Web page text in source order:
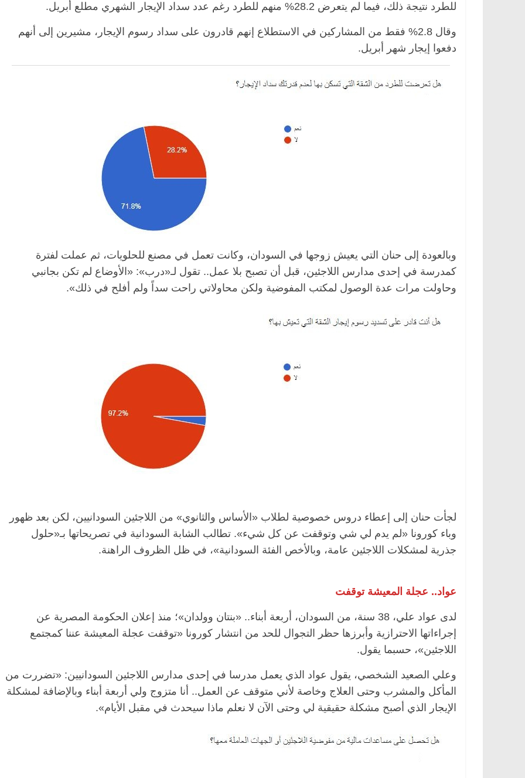
للطرد نتيجة ذلك، فيما لم يتعرض 28.2% منهم للطرد رغم عدد سداد الإيجار الشهري مطلع أبريل.
وقال 2.8% فقط من المشاركين في الاستطلاع إنهم قادرون على سداد رسوم الإيجار، مشيرين إلى أنهم
دفعوا إيجار شهر أبريل.
وبالعودة إلى حنان التي يعيش زوجها في السودان، وكانت تعمل في مصنع للحلويات، ثم عملت لفترة
كمدرسة في إحدى مدارس اللاجئين، قبل أن تصبح بلا عمل.. تقول لـ«درب»: «الأوضاع لم تكن بجانبي
وحاولت مرات عدة الوصول لمكتب المفوضية ولكن محاولاتي راحت سداً ولم أفلح في ذلك».
لجأت حنان إلى إعطاء دروس خصوصية لطلاب «الأساس والثانوي» من اللاجئين السودانيين، لكن بعد ظهور
وباء كورونا «لم يدم لي شي وتوقفت عن كل شيء». تطالب الشابة السودانية في تصريحاتها بـ«حلول
جذرية لمشكلات اللاجئين عامة، وبالأخص الفئة السودانية»، في ظل الظروف الراهنة.
عواد.. عجلة المعيشة توقفت
لدى عواد علي، 38 سنة، من السودان، أربعة أبناء.. «بنتان وولدان»؛ منذ إعلان الحكومة المصرية عن
إجراءاتها الاحترازية وأبرزها حظر التجوال للحد من انتشار كورونا «توقفت عجلة المعيشة عننا كمجتمع
اللاجئين»، حسبما يقول.
وعلي الصعيد الشخصي، يقول عواد الذي يعمل مدرسا في إحدى مدارس اللاجئين السودانيين: «تضررت من
المأكل والمشرب وحتى العلاج وخاصة لأني متوقف عن العمل.. أنا متزوج ولي أربعة أبناء وبالإضافة لمشكلة
الإيجار الذي أصبح مشكلة حقيقية لي وحتى الآن لا نعلم ماذا سيحدث في مقبل الأيام».